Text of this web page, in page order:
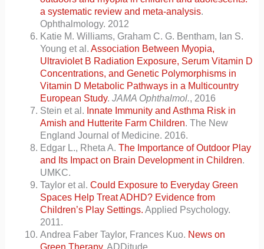
a systematic review and meta-analysis.
Ophthalmology. 2012
Katie M. Williams, Graham C. G. Bentham, Ian S.
Young et al.Association Between Myopia,
Ultraviolet B Radiation Exposure, Serum Vitamin D
Concentrations, and Genetic Polymorphisms in
Vitamin D Metabolic Pathways in a Multicountry
European Study.JAMA Ophthalmol., 2016
Stein et al. Innate Immunity and Asthma Risk in
Amish and Hutterite Farm Children. The New
England Journal of Medicine. 2016.
Edgar L., Rheta A.The Importance of Outdoor Play
and Its Impact on Brain Development in Children.
UMKC.
Taylor et al.Could Exposure to Everyday Green
Spaces Help Treat ADHD? Evidence from
Children’s Play Settings. Applied Psychology.
2011.
Andrea Faber Taylor, Frances Kuo. News on